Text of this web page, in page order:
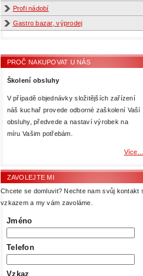
Profi nádobí
Gastro bazar, výprodej
PROČ NAKUPOVAT U NÁS
Školení obsluhy
V případě objednávky složitějších zařízení
náš kuchař provede odborné zaškolení Vaší
obsluhy, předvede a nastaví výrobek na
míru Vašim potřebám.
Více...
ZAVOLEJTE MI
Chcete se domluvit? Nechte nam svůj kontakt
vzkazem a my vám zavoláme.
Jméno
Telefon
Vzkaz